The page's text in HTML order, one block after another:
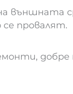
външната
провалят.
добре